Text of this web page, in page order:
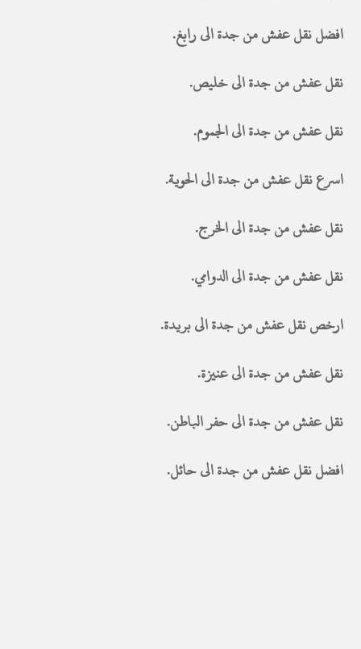
افضل نقل عفش من جدة الى رابغ.
نقل عفش من جدة الى خليص.
نقل عفش من جدة الى الجموم.
اسرع نقل عفش من جدة الى الحوية.
نقل عفش من جدة الى الخرج.
نقل عفش من جدة الى الدوامي.
ارخص نقل عفش من جدة الى بريدة.
نقل عفش من جدة الى عنيزة.
نقل عفش من جدة الى حفر الباطن.
افضل نقل عفش من جدة الى حائل.